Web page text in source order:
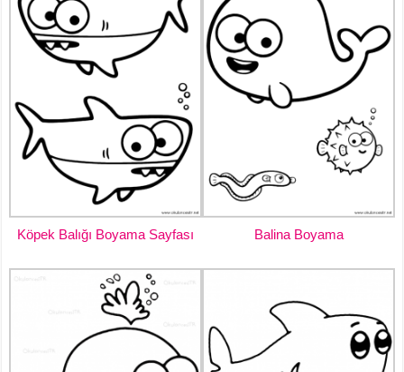
Köpek Balığı Boyama Sayfası Balina Boyama